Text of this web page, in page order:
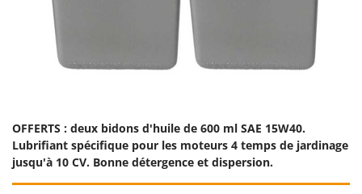
Smeg
Snapper
Solidur
Spring Protezione
Spyro
Stanley
OFFERTS : deux bidons d'huile de 600 ml SAE 15W40.
Lubrifiant spécifique pour les moteurs 4 temps de jardinage
jusqu'à 10 CV. Bonne détergence et dispersion.